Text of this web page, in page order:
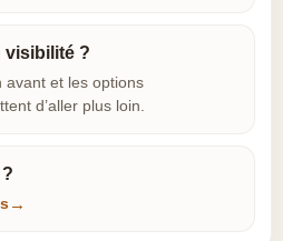
visibilité ?
avant et les options
d’aller plus loin.